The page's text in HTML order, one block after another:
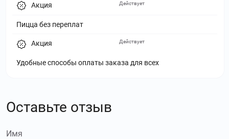
Акция
Пицца без переплат
Действует
Акция
Удобные способы оплаты заказа для всех
Действует
Оставьте отзыв
Имя